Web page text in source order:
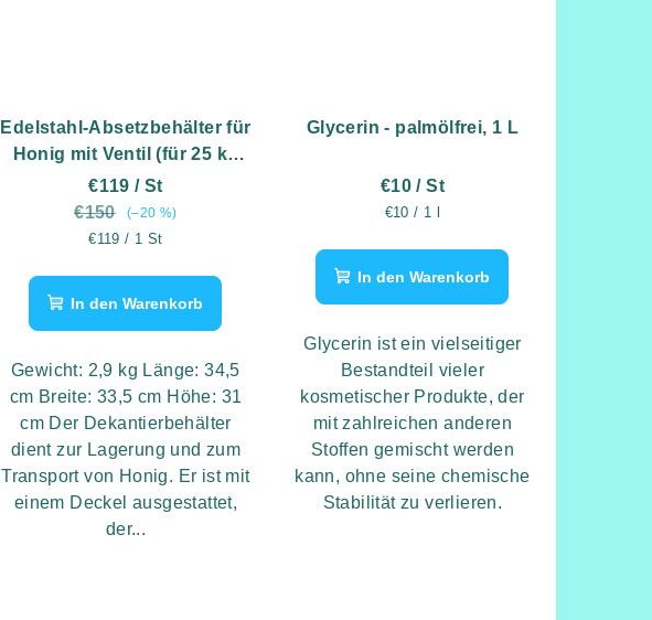
Edelstahl-Absetzbehälter für
Honig mit Ventil (für 25 kg
Honig)
€119/ St
€150
(–20 %)
Verkaufspreis:
€119 / 1 St
In den Warenkorb
Gewicht: 2,9 kg Länge: 34,5
cm Breite: 33,5 cm Höhe: 31
cm Der Dekantierbehälter
dient zur Lagerung und zum
Transport von Honig. Er ist mit
einem Deckel ausgestattet,
der...
Glycerin - palmölfrei, 1 L
€10/ St
Verkaufspreis:
€10 / 1 l
In den Warenkorb
Glycerin ist ein vielseitiger
Bestandteil vieler
kosmetischer Produkte, der
mit zahlreichen anderen
Stoffen gemischt werden
kann, ohne seine chemische
Stabilität zu verlieren.